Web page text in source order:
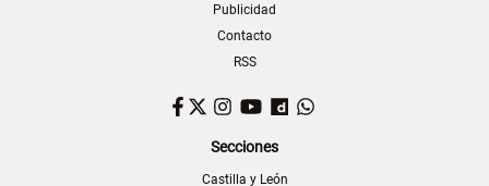
Publicidad
Contacto
RSS
Facebook
TwitterInstagram
YouTubeDailymotion
Secciones
Castilla y León